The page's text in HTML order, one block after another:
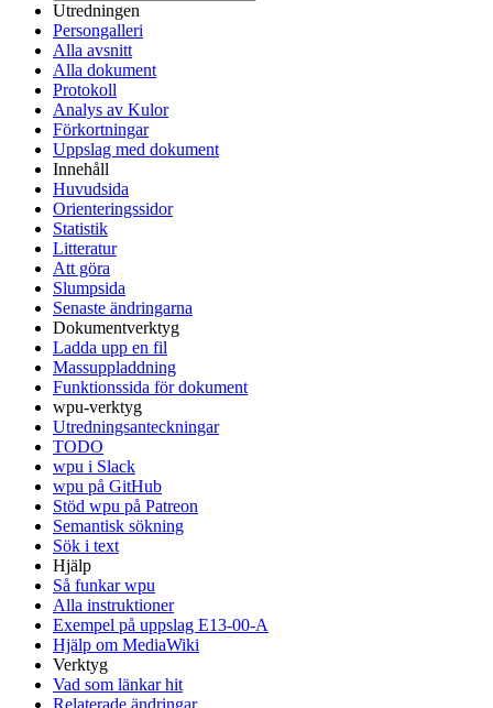
Utredningen
Persongalleri
Alla avsnitt
Alla dokument
Protokoll
Analys av Kulor
Förkortningar
Uppslag med dokument
Innehåll
Huvudsida
Orienteringssidor
Statistik
Litteratur
Att göra
Slumpsida
Senaste ändringarna
Dokumentverktyg
Ladda upp en fil
Massuppladdning
Funktionssida för dokument
wpu-verktyg
Utredningsanteckningar
TODO
wpu i Slack
wpu på GitHub
Stöd wpu på Patreon
Semantisk sökning
Sök i text
Hjälp
Så funkar wpu
Alla instruktioner
Exempel på uppslag E13-00-A
Hjälp om MediaWiki
Verktyg
Vad som länkar hit
Relaterade ändringar